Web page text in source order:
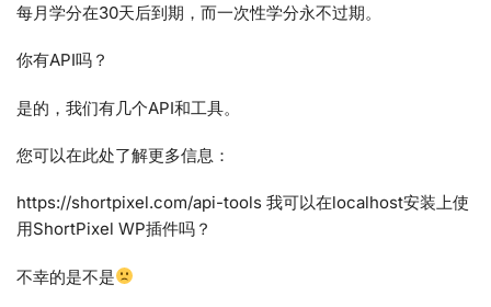
每月学分在30天后到期，而一次性学分永不过期。
你有API吗？
是的，我们有几个API和工具。
您可以在此处了解更多信息：
https://shortpixel.com/api-tools 我可以在localhost安装上使
用ShortPixel WP插件吗？
不幸的是不是